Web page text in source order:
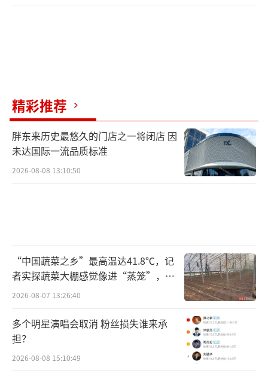
精彩推荐
胖东来历史最悠久的门店之一将闭店 因
未达国际一流品质标准
2026-08-08 13:10:50
“中国蔬菜之乡”最高温达41.8℃，记
者实探蔬菜大棚感觉像进“蒸笼”，有
村民称只能凌晨两点起来干活
2026-08-07 13:26:40
多个明星演唱会取消 粉丝损失谁来承
担？
2026-08-08 15:10:49